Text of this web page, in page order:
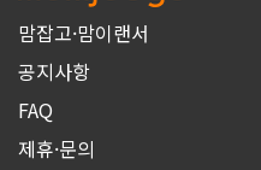
맘잡고·맘이랜서
공지사항
FAQ
제휴·문의